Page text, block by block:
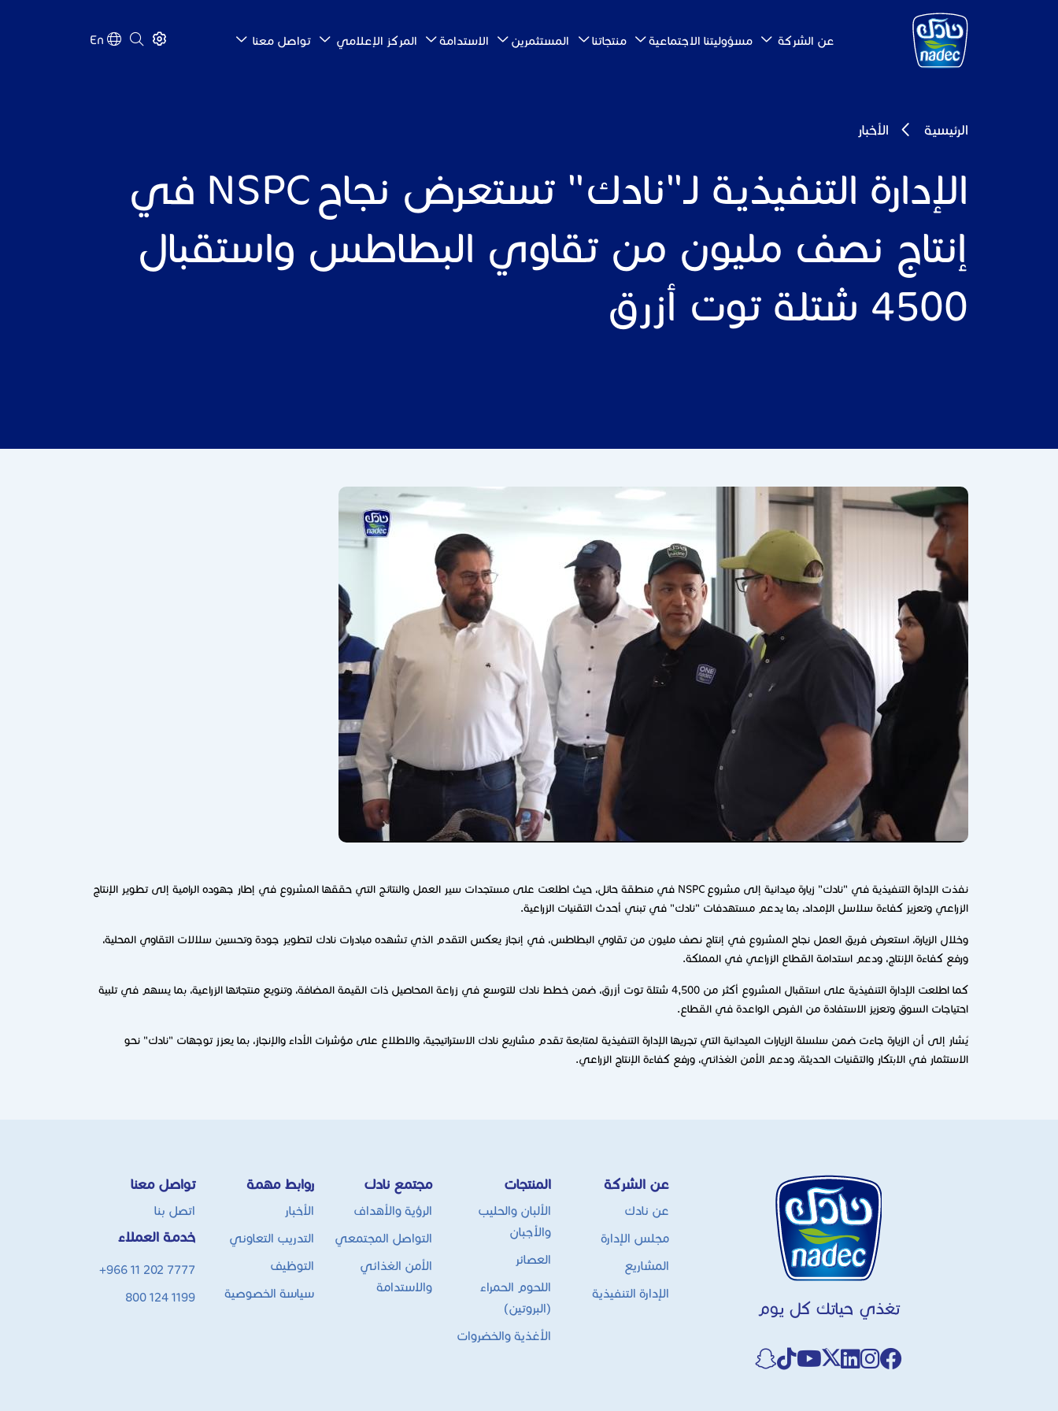
عن الشركة مسؤوليتنا الاجتماعية منتجاتنا المستثمرين الاستدامة المركز الإعلامي تواصل معنا En
Breadcrumb
الرئيسية الأخبار
الإدارة التنفيذية لـ"نادك" تستعرض نجاح NSPC في
إنتاج نصف مليون من تقاوي البطاطس واستقبال
4500 شتلة توت أزرق
نفذت الإدارة التنفيذية في "نادك" زيارة ميدانية إلى مشروع NSPC في منطقة حائل، حيث اطلعت على مستجدات سير العمل والنتائج التي حققها المشروع في إطار جهوده الرامية إلى تطوير الإنتاج
الزراعي وتعزيز كفاءة سلاسل الإمداد، بما يدعم مستهدفات "نادك" في تبني أحدث التقنيات الزراعية.
وخلال الزيارة، استعرض فريق العمل نجاح المشروع في إنتاج نصف مليون من تقاوي البطاطس، في إنجاز يعكس التقدم الذي تشهده مبادرات نادك لتطوير جودة وتحسين سلالات التقاوي المحلية،
ورفع كفاءة الإنتاج، ودعم استدامة القطاع الزراعي في المملكة.
كما اطلعت الإدارة التنفيذية على استقبال المشروع أكثر من 4,500 شتلة توت أزرق، ضمن خطط نادك للتوسع في زراعة المحاصيل ذات القيمة المضافة، وتنويع منتجاتها الزراعية، بما يسهم في تلبية
احتياجات السوق وتعزيز الاستفادة من الفرص الواعدة في القطاع.
يُشار إلى أن الزيارة جاءت ضمن سلسلة الزيارات الميدانية التي تجريها الإدارة التنفيذية لمتابعة تقدم مشاريع نادك الاستراتيجية، والاطلاع على مؤشرات الأداء والإنجاز، بما يعزز توجهات "نادك" نحو
الاستثمار في الابتكار والتقنيات الحديثة، ودعم الأمن الغذائي، ورفع كفاءة الإنتاج الزراعي.
تغذي حياتك كل يوم
عن الشركة
عن نادك
مجلس الإدارة
المشاريع
الإدارة التنفيذية
المنتجات
الألبان والحليب
والأجبان
العصائر
اللحوم الحمراء
(البروتين)
الأغذية والخضروات
مجتمع نادك
الرؤية والأهداف
التواصل المجتمعي
الأمن الغذائي
والاستدامة
روابط مهمة
الأخبار
التدريب التعاوني
التوظيف
سياسة الخصوصية
تواصل معنا
اتصل بنا
خدمة العملاء
+966 11 202 7777
800 124 1199